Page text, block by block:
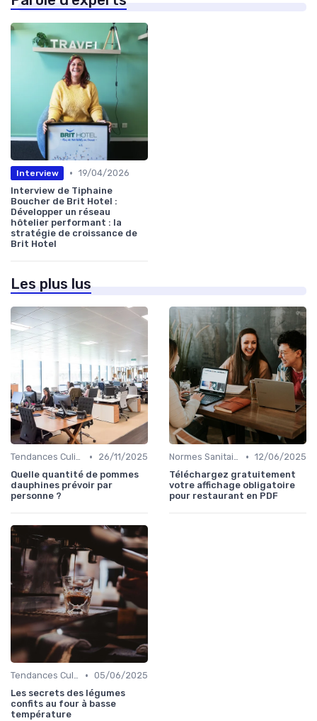
Interview • 19/04/2026
Interview de Tiphaine
Boucher de Brit Hotel :
Développer un réseau
hôtelier performant : la
stratégie de croissance de
Brit Hotel
Les plus lus
Tendances Culinaire •
26/11/2025
Quelle quantité de pommes
dauphines prévoir par
personne ?
Normes Sanitaires • 12/06/2025
Téléchargez gratuitement
votre affichage obligatoire
pour restaurant en PDF
Tendances Culinaire • 05/06/2025
Les secrets des légumes
confits au four à basse
température